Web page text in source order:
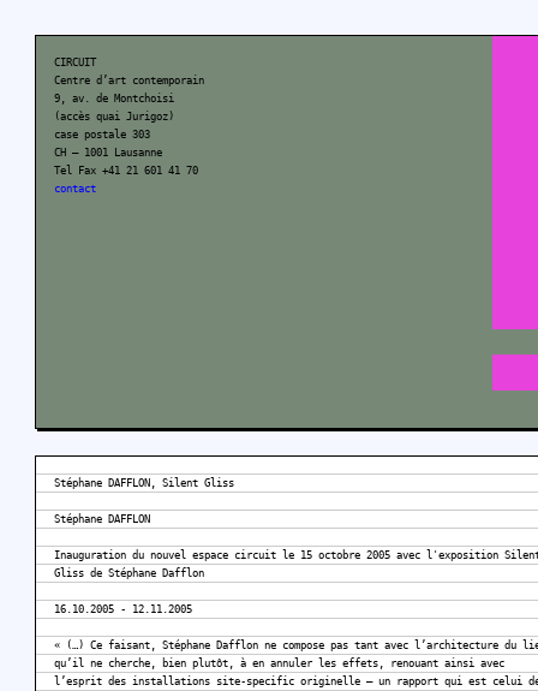
CIRCUIT
Centre d’art contemporain
9, av. de Montchoisi
(accès quai Jurigoz)
case postale 303
CH – 1001 Lausanne
Tel Fax +41 21 601 41 70
contact
Stéphane DAFFLON, Silent Gliss
Stéphane DAFFLON
Inauguration du nouvel espace circuit le 15 octobre 2005 avec l'exposition
Gliss de Stéphane Dafflon
16.10.2005 - 12.11.2005
« (…) Ce faisant, Stéphane Dafflon ne compose pas tant avec l’architecture du
qu’il ne cherche, bien plutôt, à en annuler les effets, renouant ainsi avec
l’esprit des installations site-specific originelle – un rapport qui est celui